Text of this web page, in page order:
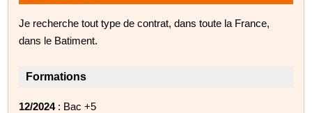
Je recherche tout type de contrat, dans toute la France,
dans le Batiment.
Formations
12/2024: Bac +5